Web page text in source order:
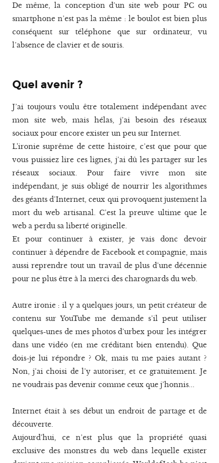
De même, la conception d’un site web pour PC ou
smartphone n’est pas la même : le boulot est bien plus
conséquent sur téléphone que sur ordinateur, vu
l’absence de clavier et de souris.
Quel avenir ?
J’ai toujours voulu être totalement indépendant avec
mon site web, mais hélas, j’ai besoin des réseaux
sociaux pour encore exister un peu sur Internet.
L'ironie suprême de cette histoire, c’est que pour que
vous puissiez lire ces lignes, j’ai dû les partager sur les
réseaux sociaux. Pour faire vivre mon site
indépendant, je suis obligé de nourrir les algorithmes
des géants d’Internet, ceux qui provoquent justement la
mort du web artisanal. C’est la preuve ultime que le
web a perdu sa liberté originelle.
Et pour continuer à exister, je vais donc devoir
continuer à dépendre de Facebook et compagnie, mais
aussi reprendre tout un travail de plus d’une décennie
pour ne plus être à la merci des charognards du web.
Autre ironie : il y a quelques jours, un petit créateur de
contenu sur YouTube me demande s’il peut utiliser
quelques-unes de mes photos d’urbex pour les intégrer
dans une vidéo (en me créditant bien entendu). Que
dois-je lui répondre ? Ok, mais tu me paies autant ?
Non, j’ai choisi de l’y autoriser, et ce gratuitement. Je
ne voudrais pas devenir comme ceux que j’honnis...
Internet était à ses début un endroit de partage et de
découverte.
Aujourd’hui, ce n’est plus que la propriété quasi
exclusive des monstres du web dans lequelle exister